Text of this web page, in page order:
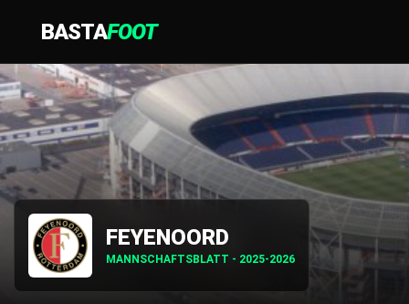
BASTAFOOT
FEYENOORD
MANNSCHAFTSBLATT - 2025-2026